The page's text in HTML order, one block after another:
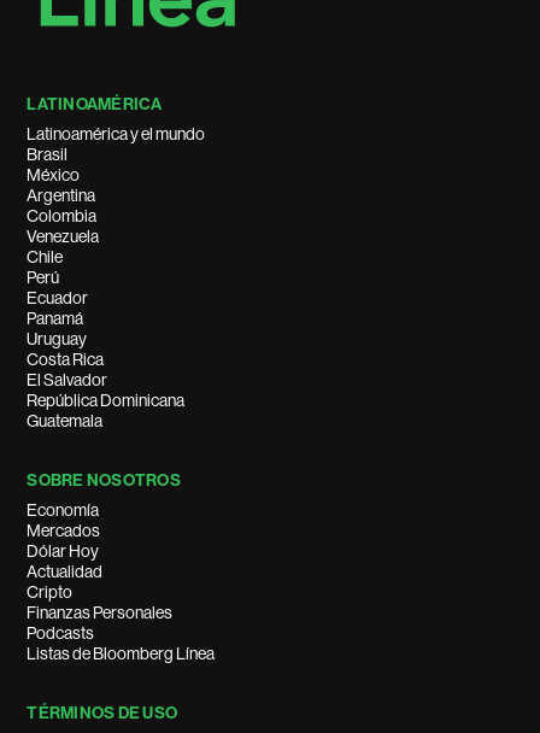
LATINOAMÉRICA
Latinoamérica y el mundo
Brasil
México
Argentina
Colombia
Venezuela
Chile
Perú
Ecuador
Panamá
Uruguay
Costa Rica
El Salvador
República Dominicana
Guatemala
SOBRE NOSOTROS
Economía
Mercados
Dólar Hoy
Actualidad
Cripto
Finanzas Personales
Podcasts
Listas de Bloomberg Línea
TÉRMINOS DE USO